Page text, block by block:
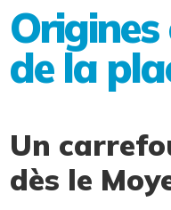
de la
Un
dès le